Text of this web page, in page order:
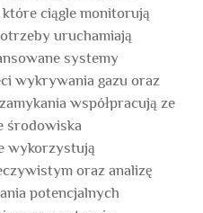
ciągle monitorują
uruchamiają
systemy
wykrywania gazu oraz
współpracują ze
środowiska
wykorzystują
oraz analizę
potencjalnych